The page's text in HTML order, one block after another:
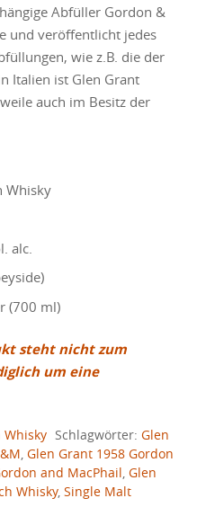
Abfüller Gordon &
und veröffentlicht jedes
wie z.B. die der
Italien ist Glen Grant
auch im Besitz der
Whisky
alc.
(700 ml)
steht nicht zum
um eine
Whisky Schlagwörter: Glen
, Glen Grant 1958 Gordon
and MacPhail, Glen
Whisky, Single Malt